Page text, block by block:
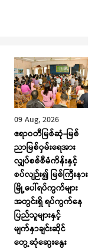
09 Aug, 2026
ဧရာဝတီမြစ်ဆုံ-မြစ်
ညာမြစ်ဝှမ်းရေအား
လျှပ်စစ်စီမံကိန်းနှင့်
စပ်လျဉ်း၍ မြစ်ကြီးနား
မြို့ပေါ်ရပ်ကွက်များ
အတွင်းရှိ ရပ်ကွက်နေ
ပြည်သူများနှင့်
မျက်နှာချင်းဆိုင်
တွေ့ဆုံဆွေးနွေး